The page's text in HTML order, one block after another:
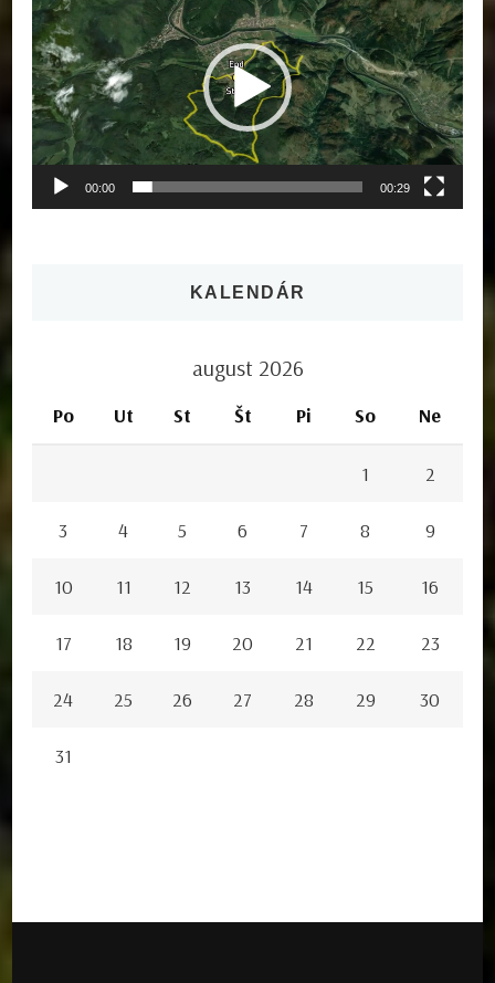
prehrávač
00:00 00:29
KALENDÁR
august 2026
Po Ut St Št Pi So Ne
1 2
3 4 5 6 7 8 9
10 11 12 13 14 15 16
17 18 19 20 21 22 23
24 25 26 27 28 29 30
31